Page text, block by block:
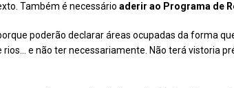
Também é necessário aderir ao Programa de
poderão declarar áreas ocupadas da forma
e não ter necessariamente. Não terá vistoria